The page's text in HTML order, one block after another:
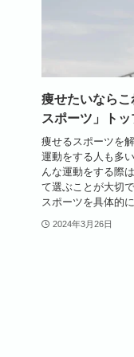
痩せたいなら
スポーツ」トッ
痩せるスポーツを
運動をする人も多
んな運動をする際
て選ぶことが大切
スポーツを具体的
2024年3月26日